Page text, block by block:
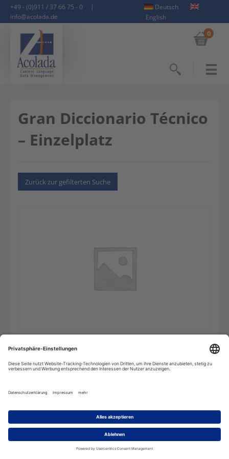
+49 - (0)911 / 37 66 75 - 0
|
info@acolada.de
Deutsch
English
0
Gran Diccionario Técnico
– Einzelplatz
Zurück zur gefilterten Suche
Gran
Diccionario
Técnico
Einzelplatz
Beschreibung